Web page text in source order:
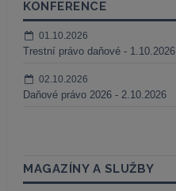
KONFERENCE
01.10.2026
Trestní právo daňové - 1.10.2026
02.10.2026
Daňové právo 2026 - 2.10.2026
MAGAZÍNY A SLUŽBY